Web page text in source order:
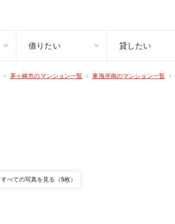
借りたい 貸したい
茅ヶ崎市のマンション一覧 東海岸南のマンション一覧
すべての写真を見る（5枚）